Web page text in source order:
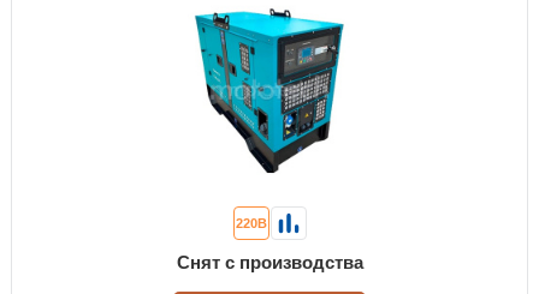
220В
Снят с производства